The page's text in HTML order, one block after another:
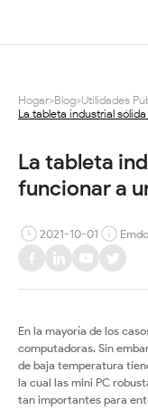
tableta
industrial
sólida
puede
funcionar
una
más
baja
Hogar>Blog>Utilidades
La tableta industrial
La tableta
funcionar a
2021-10-01
En la mayoría de los
computadoras. Sin
de baja temperatura
la cual las mini PC
tan importantes para